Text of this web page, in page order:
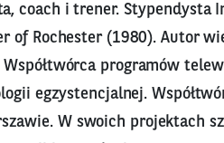
coach i trener.
of Rochester (1980). Autor
programów
egzystencjalnej.
W swoich projektach